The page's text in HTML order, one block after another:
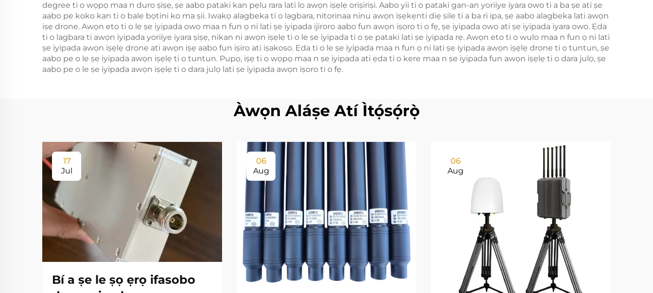
degree ti o wọpọ maa n duro ṣiṣẹ, ṣe aabo pataki kan pẹlu rara lati lo awọn iṣẹlẹ oriṣiriṣi. Aabo yii ti o pataki gan-an yoriiye iyara owo ti a ba ṣe ati ṣe
aabo pe koko kan ti o bale bọtini ko ma ṣii. Iwakọ alagbeka ti o lagbara, nitorinaa ninu awọn iṣẹkẹnti diẹ sile ti a ba ri ipa, ṣe aabo alagbeka lati awọn
iṣẹ drone. Awọn eto ti o le ṣe iyipada owo maa n fun ọ ni lati ṣe iyipada ijiroro aabo fun awọn iṣoro ti o fẹ, ṣe iyipada owo ati ṣe iyipada iyara owo. Ẹda
ti o lagbara ti awọn iyipada yoriiye iyara ṣiṣẹ, nikan ni awọn iṣẹlẹ ti o le ṣe iyipada ti o ṣe pataki lati ṣe iyipada rẹ. Awọn eto ti o wulo maa n fun ọ ni lati
ṣe iyipada awọn iṣẹlẹ drone ati awọn iṣẹ aabo fun iṣiro ati iṣakoso. Ẹda ti o le ṣe iyipada maa n fun ọ ni lati ṣe iyipada awọn iṣẹlẹ drone ti o tuntun, ṣe
aabo pe o le ṣe iyipada awọn iṣẹlẹ ti o tuntun. Pupọ, iṣẹ ti o wọpọ maa n ṣe iyipada ati ẹda ti o kere maa n ṣe iyipada fun awọn iṣẹlẹ ti o dara julọ, ṣe
aabo pe o le ṣe iyipada awọn iṣẹlẹ ti o dara julọ lati ṣe iyipada awọn iṣoro ti o fẹ.
Àwọn Aláṣe Atí Ìtọ́sọ́rọ̀
17
Jul
Bí a ṣe le ṣọ ẹrọ ifasobo
06
Aug
06
Aug